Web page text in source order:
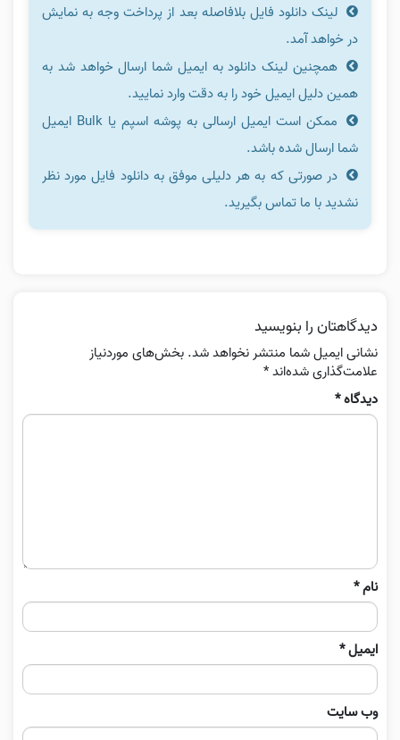
لینک دانلود فایل بلافاصله بعد از پرداخت وجه به نمایش
در خواهد آمد.
همچنین لینک دانلود به ایمیل شما ارسال خواهد شد به
همین دلیل ایمیل خود را به دقت وارد نمایید.
ممکن است ایمیل ارسالی به پوشه اسپم یا Bulk ایمیل
شما ارسال شده باشد.
در صورتی که به هر دلیلی موفق به دانلود فایل مورد نظر
نشدید با ما تماس بگیرید.
دیدگاهتان را بنویسید
نشانی ایمیل شما منتشر نخواهد شد. بخش‌های موردنیاز
علامت‌گذاری شده‌اند*
دیدگاه*
نام*
ایمیل*
وب‌ سایت